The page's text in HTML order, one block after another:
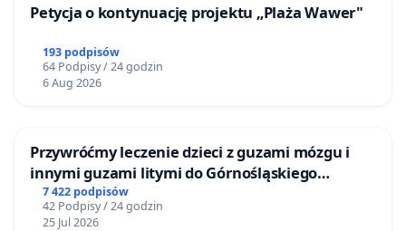
Petycja o kontynuację projektu „Plaża Wawer"
193 podpisów
64 Podpisy / 24 godzin
6 Aug 2026
Przywróćmy leczenie dzieci z guzami mózgu i
innymi guzami litymi do Górnośląskiego
Centrum Zdrowia Dziecka w Katowicach
7 422 podpisów
42 Podpisy / 24 godzin
25 Jul 2026